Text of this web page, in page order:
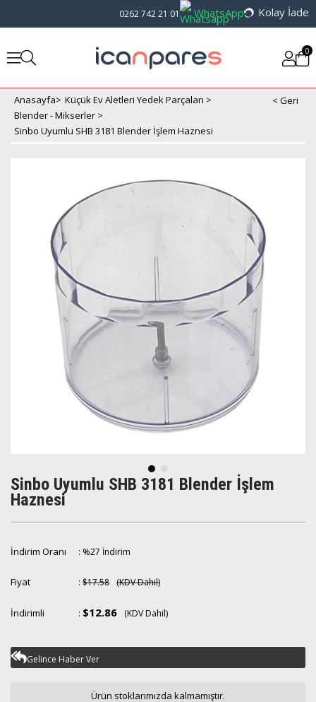
0262 742 21 01 WhatsApp Kolay İade
0
Anasayfa> Küçük Ev Aletleri Yedek Parçaları >
Blender - Mikserler >
Sinbo Uyumlu SHB 3181 Blender İşlem Haznesi
Sinbo Uyumlu SHB 3181 Blender İşlem
Haznesi
İndirim Oranı : %27 İndirim
Fiyat : $17.58 (KDV Dahil)
İndirimli : $12.86 (KDV Dahil)
Gelince Haber Ver
Ürün stoklarımızda kalmamıştır.